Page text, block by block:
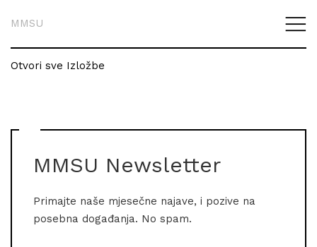
MMSU
Otvori sve Izložbe
MMSU Newsletter
Primajte naše mjesečne najave, i pozive na
posebna događanja. No spam.